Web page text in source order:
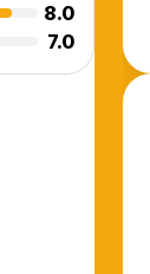
8.0
7.0